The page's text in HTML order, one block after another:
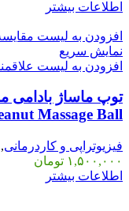
اطلاعات بیشتر
افزودن به لیست
نمایش سریع
افزودن به لیست
Massage Ball
فیزیوتراپی و کاردرمانی,
۱,۵۰۰,۰۰۰ تومان
اطلاعات بیشتر